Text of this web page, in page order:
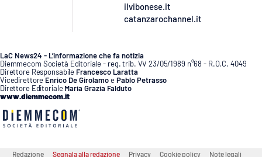
Food
Storie
LAC
ilvibonese.it
catanzarochannel.it
LaC News24 - L’informazione che fa notizia
Diemmecom Società Editoriale - reg. trib. VV 23/05/1989 n°68 - R.O.C. 4049
Direttore Responsabile Francesco Laratta
Vicedirettore Enrico De GirolamoePablo Petrasso
Direttore Editoriale Maria Grazia Falduto
www.diemmecom.it
Redazione Segnala alla redazione Privacy Cookie policy Note legali